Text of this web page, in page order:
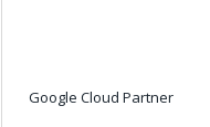
Google Cloud Partner